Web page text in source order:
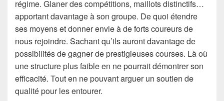
régime. Glaner des compétitions, maillots distinctifs…
apportant davantage à son groupe. De quoi étendre
ses moyens et donner envie à de forts coureurs de
nous rejoindre. Sachant qu’ils auront davantage de
possibilités de gagner de prestigieuses courses. Là où
une structure plus faible en ne pourrait démontrer son
efficacité. Tout en ne pouvant arguer un soutien de
qualité pour les entourer.